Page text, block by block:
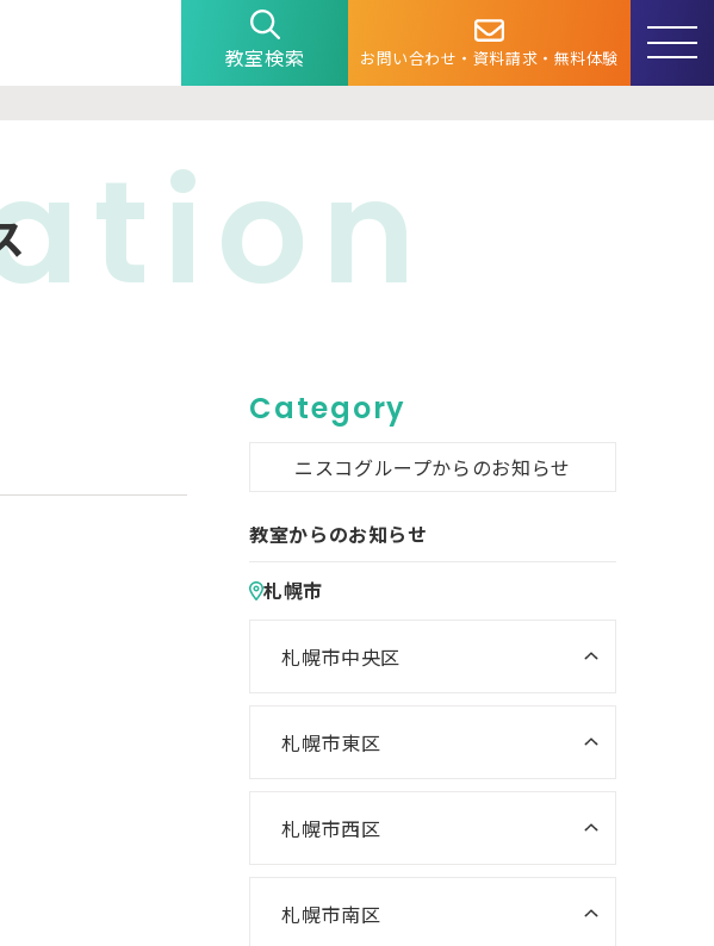
教室検索
お問い合わせ・資料請求・無料体験
Category
ニスコグループからのお知らせ
教室からのお知らせ
札幌市
札幌市中央区
NISCO plus 伏見教室
NISCO plus 円山教室
ニスコパーソナル 伏見教室
札幌市東区
ニスコ進学スクール 札苗北教室
ニスコパーソナル 環状通東教室
札幌市西区
ニスコ進学スクール 山の手教室
札幌市南区